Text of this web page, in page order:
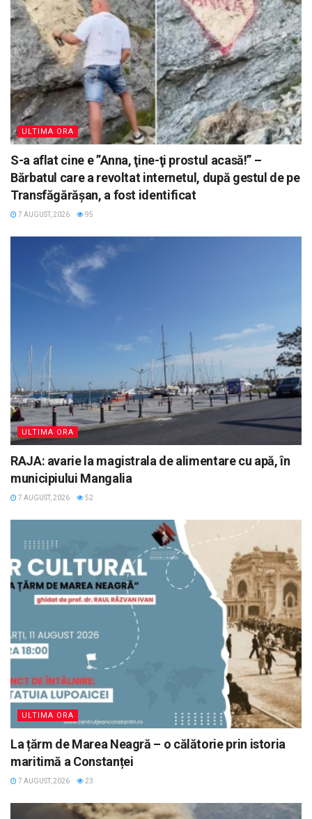
ULTIMA ORA
S-a aflat cine e ”Anna, ţine-ţi prostul acasă!” –
Bărbatul care a revoltat internetul, după gestul de pe
Transfăgărășan, a fost identificat
7 AUGUST, 2026 95
ULTIMA ORA
RAJA: avarie la magistrala de alimentare cu apă, în
municipiului Mangalia
7 AUGUST, 2026 52
ULTIMA ORA
La țărm de Marea Neagră – o călătorie prin istoria
maritimă a Constanței
7 AUGUST, 2026 23